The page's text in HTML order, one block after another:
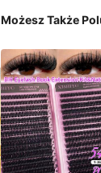
Możesz Także